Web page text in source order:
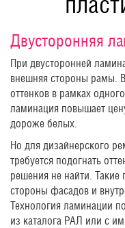
Двусторонняя
При двусторонней
внешняя стороны рамы.
оттенков в рамках
ламинация повышает
дороже белых.
Но для дизайнерского
требуется подогнать
решения не найти.
стороны фасадов и
Технология ламинации
из каталога РАЛ или с